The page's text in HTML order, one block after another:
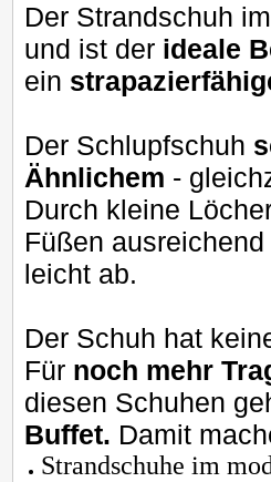
Der Strandschuh
und ist der ideale
ein
Der Schlupfschuh
Ähnlichem -
Durch kleine
Füßen ausreichend
leicht ab.
Der Schuh hat
Für noch mehr
diesen Schuhen
Buffet. Damit
Strandschuhe im